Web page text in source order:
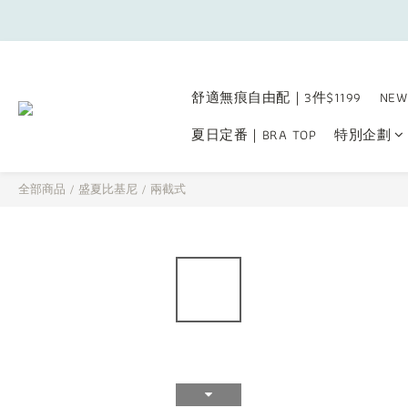
舒適無痕自由配｜3件$1199
夏日定番｜BRA TOP
特別企劃
全部商品 / 盛夏比基尼 / 兩截式